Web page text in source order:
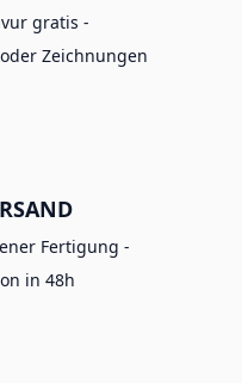
gratis -
Zeichnungen
Fertigung -
in 48h